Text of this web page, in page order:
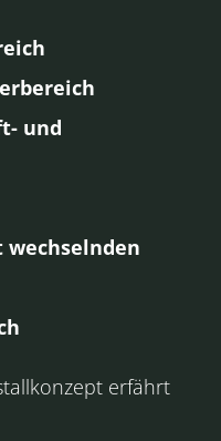
und
wechselnden
erfährt